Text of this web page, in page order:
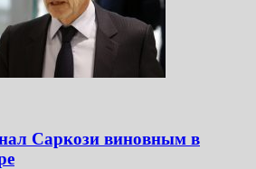
Саркози виновным в